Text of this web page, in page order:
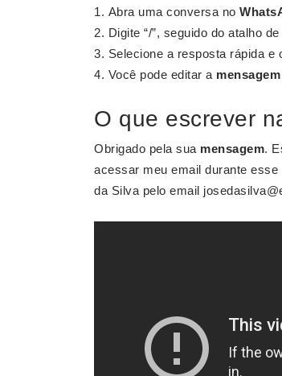
Abra uma conversa no
Digite “/”, seguido do atalho
Selecione a resposta rápida e
Você pode editar a mensagem
O que escrever
Obrigado pela sua mensagem.
acessar meu email durante
da Silva pelo email